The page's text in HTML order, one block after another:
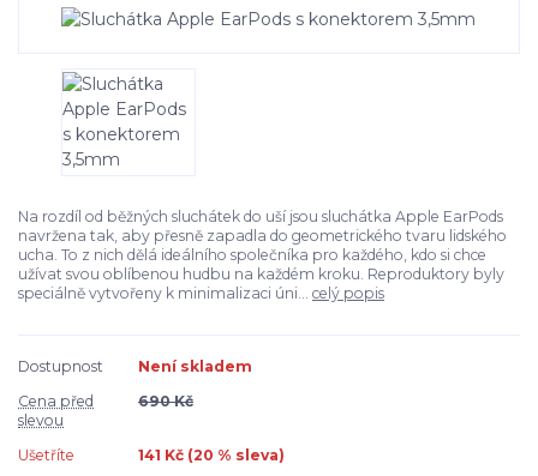
Na rozdíl od běžných sluchátek do uší jsou sluchátka Apple EarPods
navržena tak, aby přesně zapadla do geometrického tvaru lidského
ucha. To z nich dělá ideálního společníka pro každého, kdo si chce
užívat svou oblíbenou hudbu na každém kroku. Reproduktory byly
speciálně vytvořeny k minimalizaci úni... celý popis
Dostupnost
Není skladem
Cena před
slevou
690 Kč
Ušetříte 141 Kč (20 % sleva)